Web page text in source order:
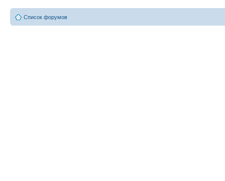
Список форумов